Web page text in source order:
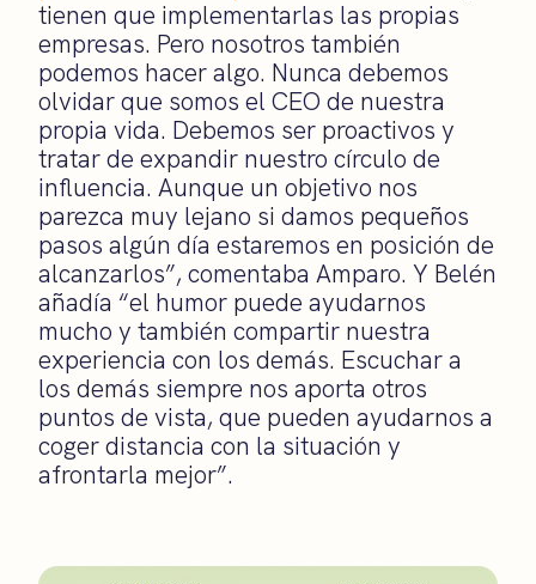
tienen que implementarlas las propias
empresas. Pero nosotros también
podemos hacer algo. Nunca debemos
olvidar que somos el CEO de nuestra
propia vida. Debemos ser proactivos y
tratar de expandir nuestro círculo de
influencia. Aunque un objetivo nos
parezca muy lejano si damos pequeños
pasos algún día estaremos en posición de
alcanzarlos”, comentaba Amparo. Y Belén
añadía “el humor puede ayudarnos
mucho y también compartir nuestra
experiencia con los demás. Escuchar a
los demás siempre nos aporta otros
puntos de vista, que pueden ayudarnos a
coger distancia con la situación y
afrontarla mejor”.